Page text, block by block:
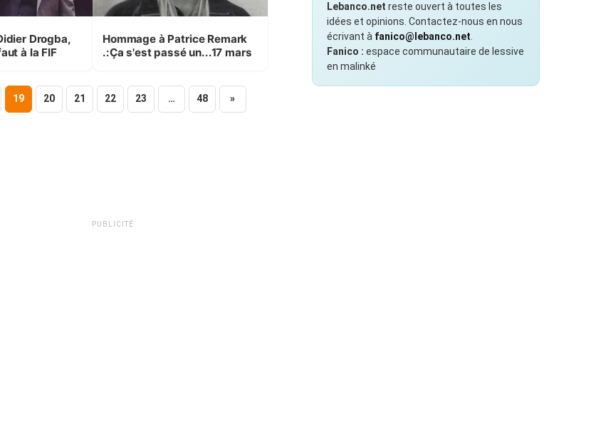
Drogba,
à la FIF
Hommage à Patrice Remark
.:Ça s'est passé un...17 mars
19 20 21 22 23 … 48 »
Lebanco.net reste ouvert à toutes les
idées et opinions. Contactez-nous en nous
écrivant à fanico@lebanco.net.
Fanico : espace communautaire de lessive
en malinké
PUBLICITÉ